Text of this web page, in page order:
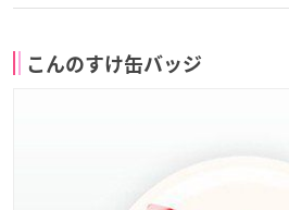
こんのすけ缶バッジ